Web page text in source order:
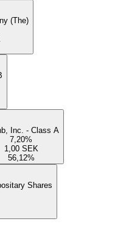
(The)
Inc. - Class A
7,20%
1,00 SEK
56,12%
Shares